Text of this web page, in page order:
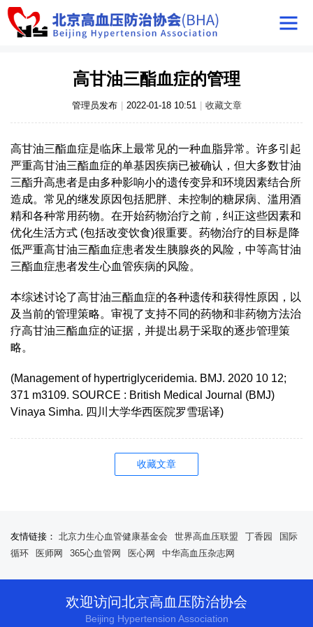
高甘油三酯血症的管理
管理员发布 2022-01-18 10:51 收藏文章
高甘油三酯血症是临床上最常见的一种血脂异常。许多引起
严重高甘油三酯血症的单基因疾病已被确认，但大多数甘油
三酯升高患者是由多种影响小的遗传变异和环境因素结合所
造成。常见的继发原因包括肥胖、未控制的糖尿病、滥用酒
精和各种常用药物。在开始药物治疗之前，纠正这些因素和
优化生活方式 (包括改变饮食)很重要。药物治疗的目标是降
低严重高甘油三酯血症患者发生胰腺炎的风险，中等高甘油
三酯血症患者发生心血管疾病的风险。
本综述讨论了高甘油三酯血症的各种遗传和获得性原因，以
及当前的管理策略。审視了支持不同的药物和非药物方法治
疗高甘油三酯血症的证据，并提出易于采取的逐步管理策
略。
(Management of hypertriglyceridemia. BMJ. 2020 10 12;
371 m3109. SOURCE : British Medical Journal (BMJ)
Vinaya Simha. 四川大学华西医院罗雪琚译)
收藏文章
友情链接： 北京力生心血管健康基金会 世界高血压联盟 丁香园
国际
循环
医师网 365心血管网 医心网 中华高血压杂志网
欢迎访问北京高血压防治协会
Beijing Hypertension Association